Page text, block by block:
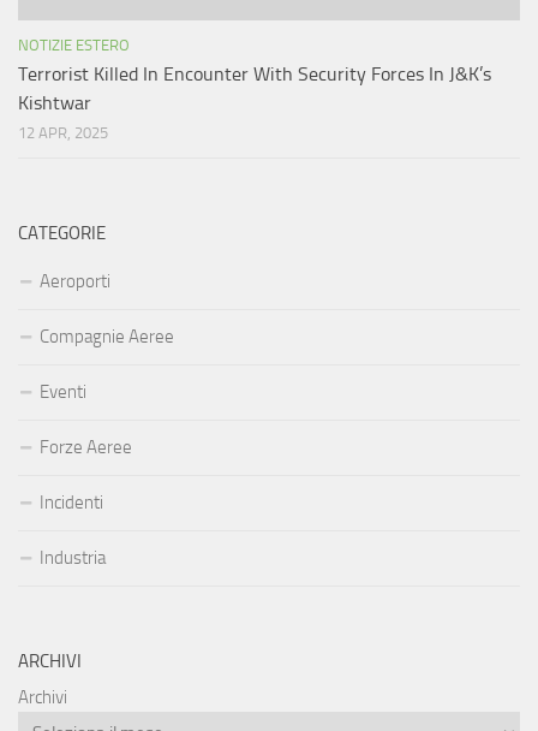
NOTIZIE ESTERO
Terrorist Killed In Encounter With Security Forces In J&K’s
Kishtwar
12 APR, 2025
CATEGORIE
Aeroporti
Compagnie Aeree
Eventi
Forze Aeree
Incidenti
Industria
ARCHIVI
Archivi